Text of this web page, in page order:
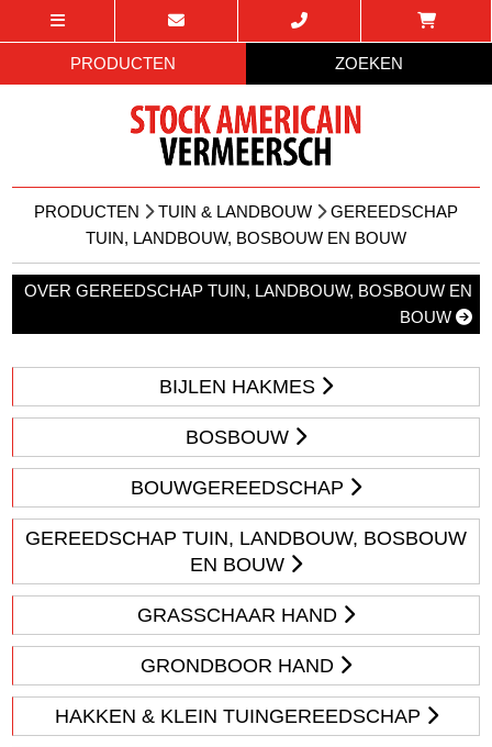
PRODUCTEN ZOEKEN
PRODUCTEN TUIN & LANDBOUW
GEREEDSCHAP
TUIN, LANDBOUW, BOSBOUW EN BOUW
OVER GEREEDSCHAP TUIN, LANDBOUW, BOSBOUW EN
BOUW
BIJLEN HAKMES
BOSBOUW
BOUWGEREEDSCHAP
GEREEDSCHAP TUIN, LANDBOUW, BOSBOUW
EN BOUW
GRASSCHAAR HAND
GRONDBOOR HAND
HAKKEN & KLEIN TUINGEREEDSCHAP